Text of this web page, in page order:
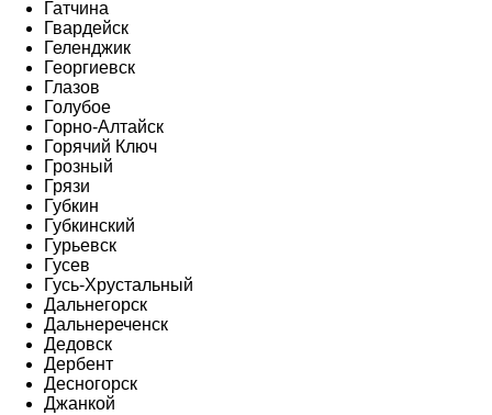
Гатчина
Гвардейск
Геленджик
Георгиевск
Глазов
Голубое
Горно-Алтайск
Горячий Ключ
Грозный
Грязи
Губкин
Губкинский
Гурьевск
Гусев
Гусь-Хрустальный
Дальнегорск
Дальнереченск
Дедовск
Дербент
Десногорск
Джанкой